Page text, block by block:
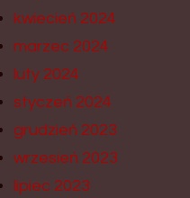
kwiecień 2024
marzec 2024
luty 2024
styczeń 2024
grudzień 2023
wrzesień 2023
lipiec 2023